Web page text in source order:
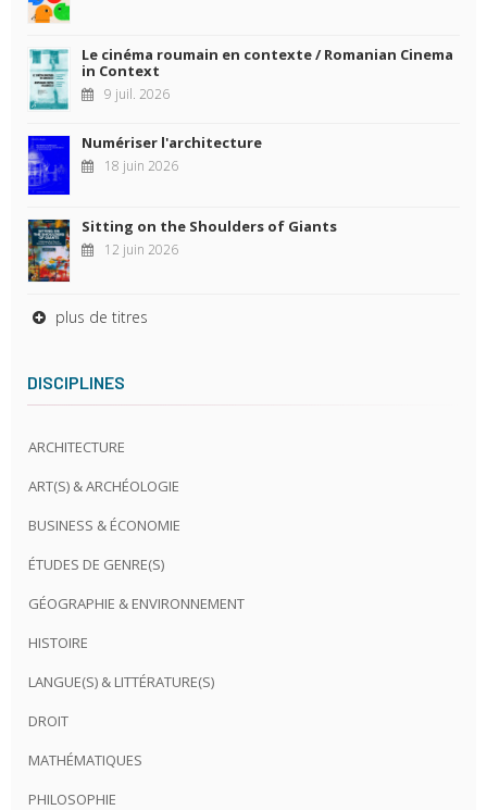
Le cinéma roumain en contexte / Romanian Cinema
in Context
9 juil. 2026
Numériser l'architecture
18 juin 2026
Sitting on the Shoulders of Giants
12 juin 2026
plus de titres
DISCIPLINES
ARCHITECTURE
ART(S) & ARCHÉOLOGIE
BUSINESS & ÉCONOMIE
ÉTUDES DE GENRE(S)
GÉOGRAPHIE & ENVIRONNEMENT
HISTOIRE
LANGUE(S) & LITTÉRATURE(S)
DROIT
MATHÉMATIQUES
PHILOSOPHIE